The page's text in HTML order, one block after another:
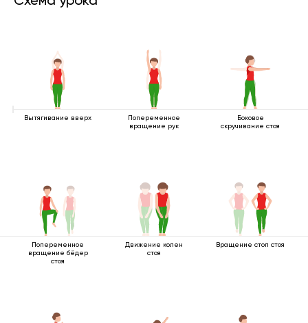
Вытягивание вверх
Попеременное
вращение рук
Боковое
скручивание стоя
Попеременное
вращение бёдер
стоя
Движение колен
стоя
Вращение стоп стоя